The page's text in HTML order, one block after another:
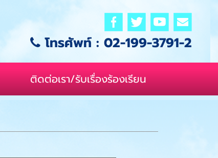
โทรศัพท์ : 02-199-3791-2
ติดต่อเรา/รับเรื่องร้องเรียน